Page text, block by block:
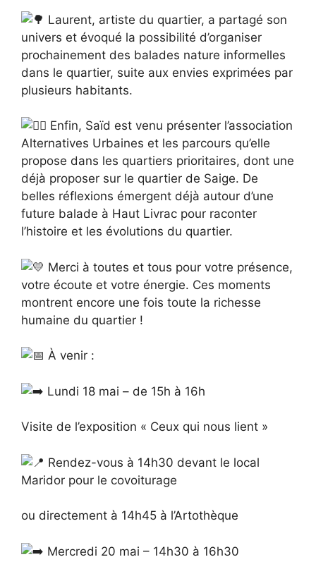
Laurent, artiste du quartier, a partagé son
univers et évoqué la possibilité d’organiser
prochainement des balades nature informelles
dans le quartier, suite aux envies exprimées par
plusieurs habitants.
Enfin, Saïd est venu présenter l’association
Alternatives Urbaines et les parcours qu’elle
propose dans les quartiers prioritaires, dont une
déjà proposer sur le quartier de Saige. De
belles réflexions émergent déjà autour d’une
future balade à Haut Livrac pour raconter
l’histoire et les évolutions du quartier.
Merci à toutes et tous pour votre présence,
votre écoute et votre énergie. Ces moments
montrent encore une fois toute la richesse
humaine du quartier !
À venir :
Lundi 18 mai – de 15h à 16h
Visite de l’exposition « Ceux qui nous lient »
Rendez-vous à 14h30 devant le local
Maridor pour le covoiturage
ou directement à 14h45 à l’Artothèque
Mercredi 20 mai – 14h30 à 16h30